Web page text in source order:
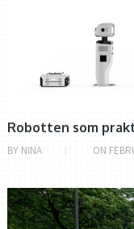
Robotten som
BY NINA ON
ALVERDENS ROBOTTER